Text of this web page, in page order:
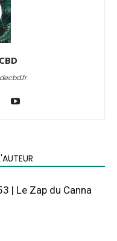
| Le Zap du Canna